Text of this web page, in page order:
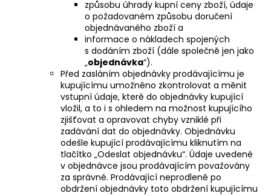
způsobu úhrady kupní ceny zboží, údaje
o požadovaném způsobu doručení
objednávaného zboží a
informace o nákladech spojených
s dodáním zboží (dále společně jen jako
„objednávka“).
Před zasláním objednávky prodávajícímu je
kupujícímu umožněno zkontrolovat a měnit
vstupní údaje, které do objednávky kupující
vložil, a to i s ohledem na možnost kupujícího
zjišťovat a opravovat chyby vzniklé při
zadávání dat do objednávky. Objednávku
odešle kupující prodávajícímu kliknutím na
tlačítko „Odeslat objednávku“. Údaje uvedené
v objednávce jsou prodávajícím považovány
za správné. Prodávající neprodleně po
obdržení objednávky toto obdržení kupujícímu